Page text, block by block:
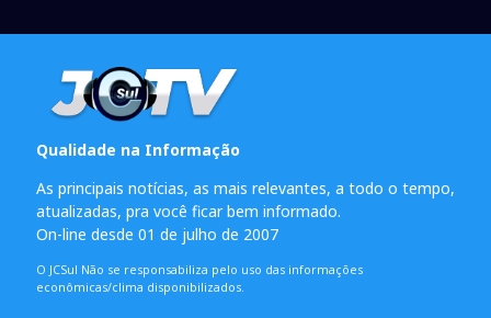
Qualidade na Informação
As principais notícias, as mais relevantes, a todo o tempo,
atualizadas, pra você ficar bem informado.
On-line desde 01 de julho de 2007
O JCSul Não se responsabiliza pelo uso das informações
econômicas/clima disponibilizados.